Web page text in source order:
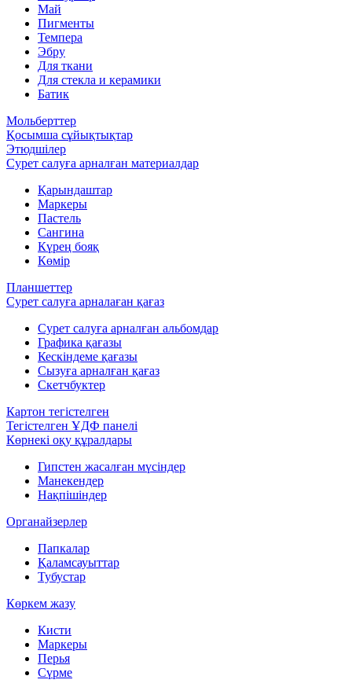
Май
Пигменты
Темпера
Эбру
Для ткани
Для стекла и керамики
Батик
Мольберттер
Қосымша сұйықтықтар
Этюдшілер
Сурет салуға арналған материалдар
Қарындаштар
Маркеры
Пастель
Сангина
Күрең бояқ
Көмір
Планшеттер
Сурет салуға арналаған қағаз
Сурет салуға арналған альбомдар
Графика қағазы
Кескіндеме қағазы
Сызуға арналған қағаз
Скетчбуктер
Картон тегістелген
Тегістелген ҰДФ панелі
Көрнекі оқу құралдары
Гипстен жасалған мүсіндер
Манекендер
Нақпішіндер
Органайзерлер
Папкалар
Қаламсауыттар
Тубустар
Көркем жазу
Кисти
Маркеры
Перья
Сүрме